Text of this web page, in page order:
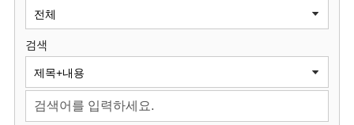
원
회
검색